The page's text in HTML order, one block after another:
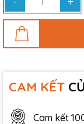
CAM KẾT
Cam kết